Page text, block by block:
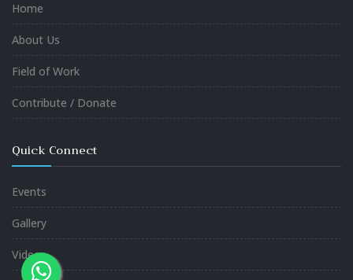
Home
About Us
Field of Work
Contribute / Donate
Quick Connect
Events
Gallery
Video